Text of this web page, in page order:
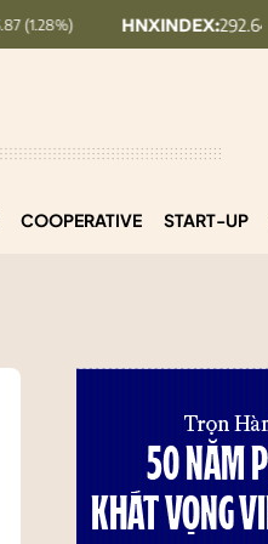
HNXINDEX:292.64 8.56 (2.84%)
COOPERATIVE START-UP